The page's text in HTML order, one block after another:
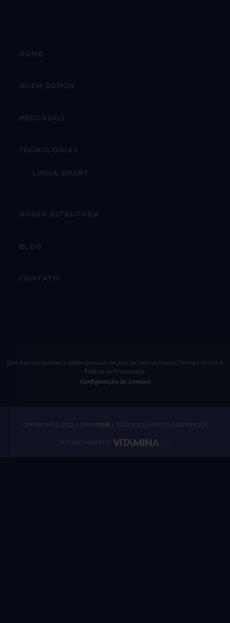
Este site usa cookies e dados pessoais de acordo com os nossos Termos de Uso e
Política de Privacidade.
Configuração de Cookies
COPYRIGHT © 2022 | SMARTPUR| TODOS OS DIREITOS RESERVADOS
DESENVOLVIMENTO: